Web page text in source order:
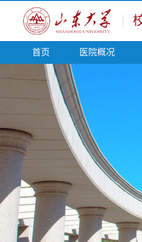
首页 医院概况